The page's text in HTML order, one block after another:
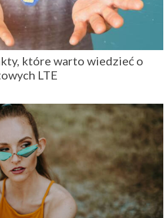
które warto wiedzieć o
LTE